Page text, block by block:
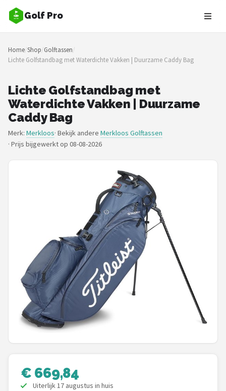
Golf Pro
Zoeken
NAVIGATIE
Merken
Blog
Golfers
Putters
Golfschoenen
Shop
POPULAIRE MERKEN
Func Factory
Footjoy
Livano
Home/Shop/Golftassen/
Lichte Golfstandbag met Waterdichte Vakken | Duurzame Caddy Bag
Lichte Golfstandbag met
Waterdichte Vakken | Duurzame
Caddy Bag
Merk: Merkloos· Bekijk andere Merkloos Golftassen
· Prijs bijgewerkt op 08-08-2026
€ 669,84
Uiterlijk 17 augustus in huis